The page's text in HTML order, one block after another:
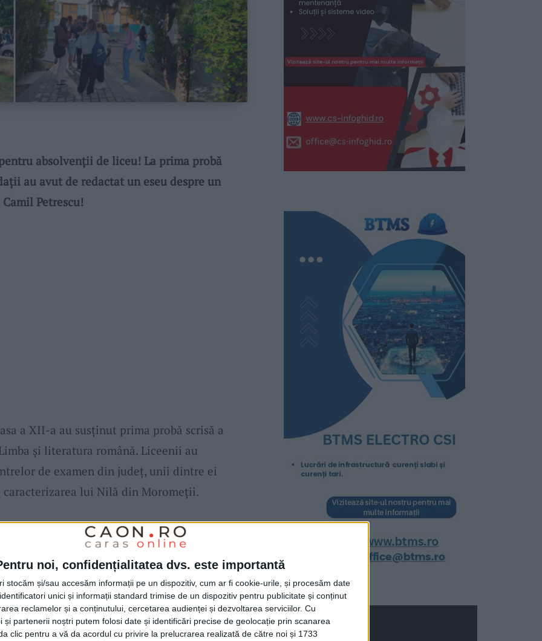
noi, confidențialitatea dvs. este importantă
stocăm și/sau accesăm informații pe un dispozitiv, cum ar fi cookie-urile, și procesăm date
unici și informații standard trimise de un dispozitiv pentru publicitate și conținut
reclamelor și a conținutului, cercetarea audienței și dezvoltarea serviciilor. Cu
și partenerii noștri putem folosi date și identificări precise de geolocație prin scanarea
clic pentru a vă da acordul cu privire la prelucrarea realizată de către noi și 1733
absolvenţii de liceu! La prima probă
au avut de redactat un eseu despre un
Petrescu!
a XII-a au susţinut prima probă scrisă a
şi literatura română. Liceenii au
de examen din judeţ, unii dintre ei
caracterizarea lui Nilă din Moromeţii.
centre de examen, 5 subcomisii şi trei
elevilor înscrişi la prima proba scrisă a
candidaţi fiindeliminaţipentru tentativă de
de laMoldova Nouă.“, ne-a informatIon
Şcolar Caraş-Severin.